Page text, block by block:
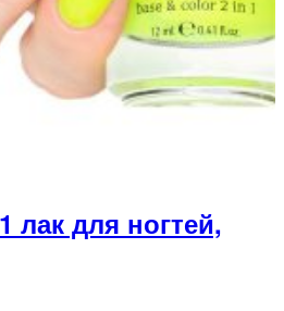
лак для ногтей,